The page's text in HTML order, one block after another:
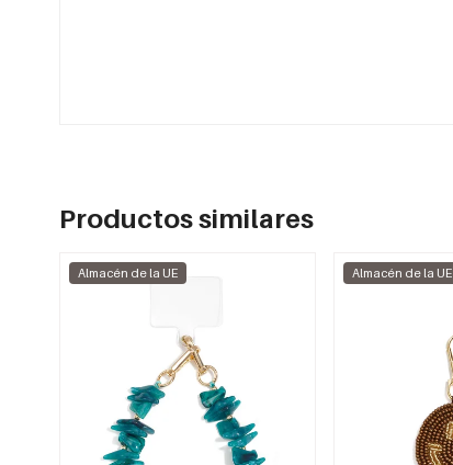
Productos similares
Almacén de la UE Almacén de la UE